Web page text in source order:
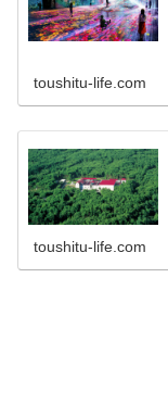
toushitu-life.com
toushitu-life.com